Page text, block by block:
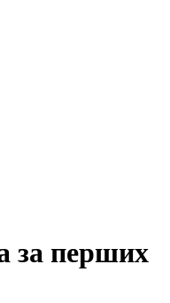
за перших